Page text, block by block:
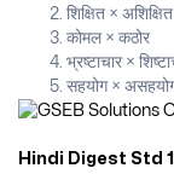
शिक्षित × अशिक्षित
कोमल × कठोर
भ्रष्टाचार ×
सहयोग ×
Hindi Digest Std